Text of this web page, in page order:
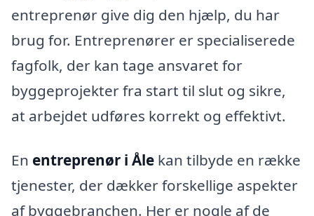
entreprenør give dig den hjælp, du har
brug for. Entreprenører er specialiserede
fagfolk, der kan tage ansvaret for
byggeprojekter fra start til slut og sikre,
at arbejdet udføres korrekt og effektivt.
En entreprenør i Åle kan tilbyde en række
tjenester, der dækker forskellige aspekter
af byggebranchen. Her er nogle af de